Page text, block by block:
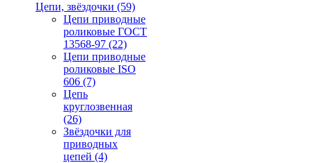
Цепи, звёздочки (59)
Цепи приводные
роликовые ГОСТ
13568-97 (22)
Цепи приводные
роликовые ISO
606 (7)
Цепь
круглозвенная
(26)
Звёздочки для
приводных
цепей (4)